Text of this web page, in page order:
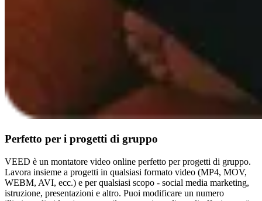
Perfetto per i progetti di gruppo
VEED è un montatore video online perfetto per progetti di gruppo.
Lavora insieme a progetti in qualsiasi formato video (MP4, MOV,
WEBM, AVI, ecc.) e per qualsiasi scopo - social media marketing,
istruzione, presentazioni e altro. Puoi modificare un numero